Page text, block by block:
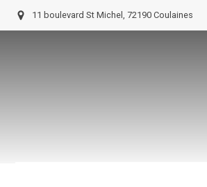
11 boulevard St Michel, 72190 Coulaines